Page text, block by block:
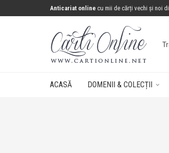
Anticariat online cu mii de cărți vechi și noi
ACASĂ DOMENII & COLECȚII